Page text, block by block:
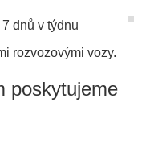
dnů v týdnu
rozvozovými vozy.
poskytujeme